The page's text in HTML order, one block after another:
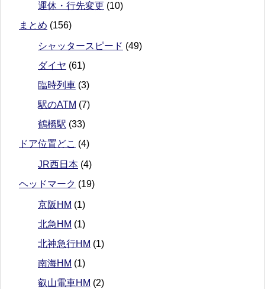
運休・行先変更 (10)
まとめ (156)
シャッタースピード (49)
ダイヤ (61)
臨時列車 (3)
駅のATM (7)
鶴橋駅 (33)
ドア位置どこ (4)
JR西日本 (4)
ヘッドマーク (19)
京阪HM (1)
北急HM (1)
北神急行HM (1)
南海HM (1)
叡山電車HM (2)